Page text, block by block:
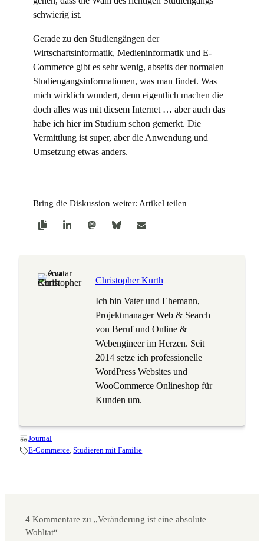
schwierig ist.
Gerade zu den Studiengängen der
Wirtschaftsinformatik, Medieninformatik und E-
Commerce gibt es sehr wenig, abseits der normalen
Studiengangsinformationen, was man findet. Was
mich wirklich wundert, denn eigentlich machen die
doch alles was mit diesem Internet … aber auch das
habe ich hier im Studium schon gemerkt. Die
Vermittlung ist super, aber die Anwendung und
Umsetzung etwas anders.
Bring die Diskussion weiter: Artikel teilen
Christopher Kurth
Ich bin Vater und Ehemann,
Projektmanager Web & Search
von Beruf und Online &
Webengineer im Herzen. Seit
2014 setze ich professionelle
WordPress Websites und
WooCommerce Onlineshop für
Kunden um.
Journal
E-Commerce, Studieren mit Familie
4 Kommentare zu „Veränderung ist eine absolute
Wohltat“